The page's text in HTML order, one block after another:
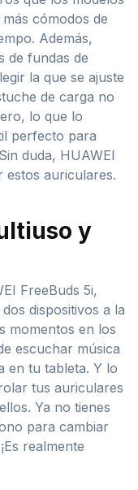
cómodos de
Además,
de fundas de
la que se ajuste
de carga no
lo que lo
perfecto para
duda, HUAWEI
estos auriculares.
y
FreeBuds 5i,
dispositivos a la
momentos en los
escuchar música
en tu tableta. Y lo
tus auriculares
Ya no tienes
para cambiar
realmente